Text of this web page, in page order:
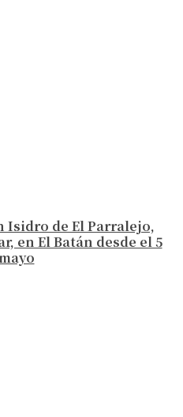
Isidro de El Parralejo,
en El Batán desde el 5